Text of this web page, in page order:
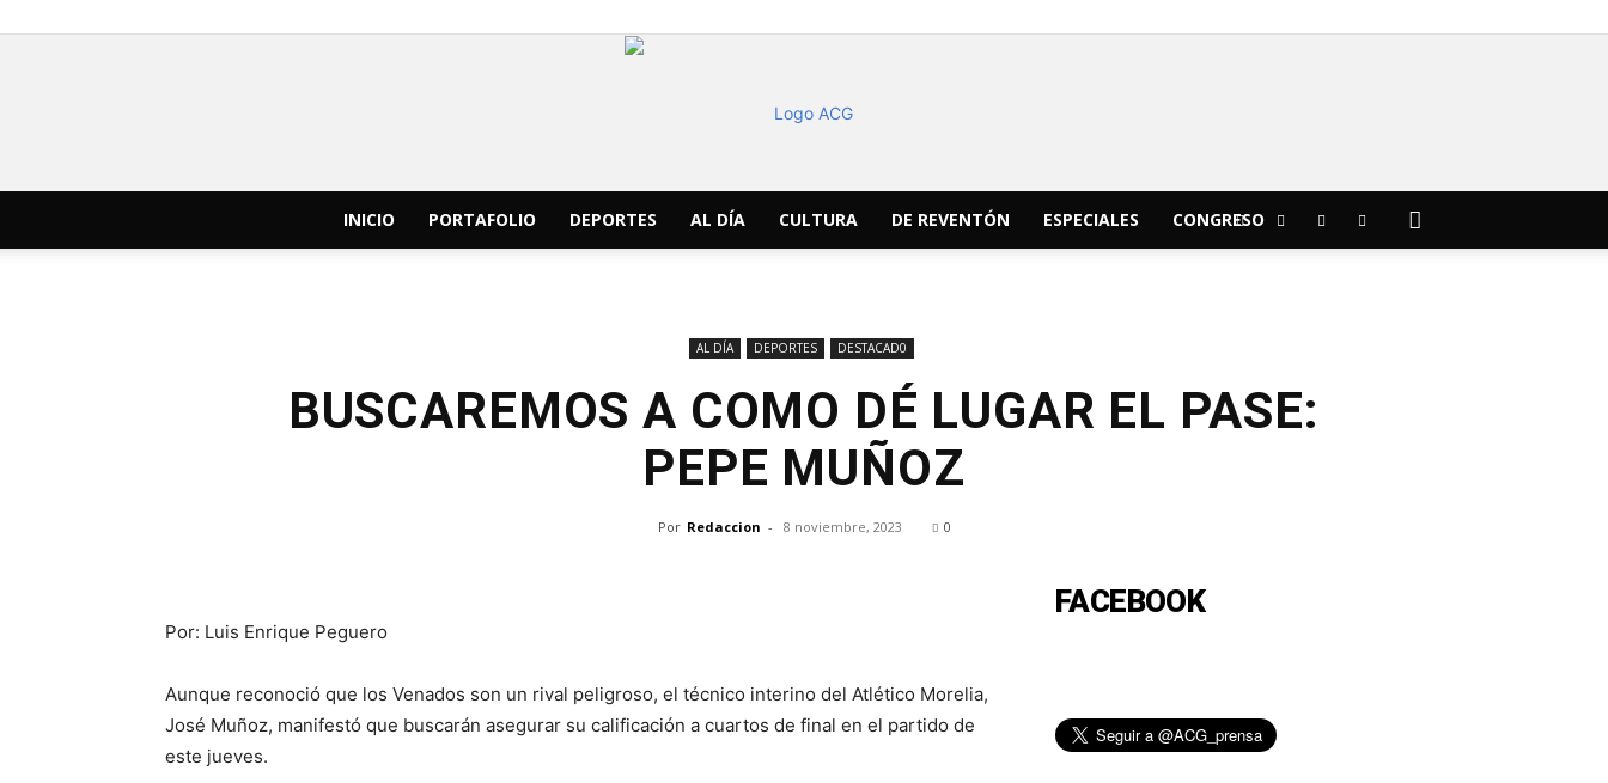
Noticias
INICIO PORTAFOLIO DEPORTES AL DÍA CULTURA DE REVENTÓN ESPECIALES CONGRESO
AL DÍA DEPORTES DESTACAD0
BUSCAREMOS A COMO DÉ LUGAR EL PASE:
PEPE MUÑOZ
Por Redaccion - 8 noviembre, 2023 0
Por: Luis Enrique Peguero
Aunque reconoció que los Venados son un rival peligroso, el técnico interino del Atlético Morelia,
José Muñoz, manifestó que buscarán asegurar su calificación a cuartos de final en el partido de
este jueves.
FACEBOOK